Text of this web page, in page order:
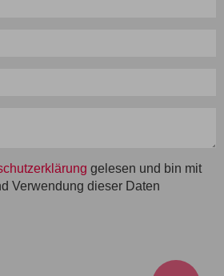
gelesen und bin mit
Verwendung dieser Daten